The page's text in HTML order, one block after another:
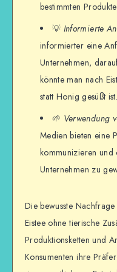
bestimmten
💡 Informierte
informierter eine
Unternehmen,
könnte man nach
statt Honig gesüßt ist.
🌱 Verwendung
Medien bieten eine
kommunizieren und
Unternehmen zu
Die bewusste
Eistee ohne tierische
Produktionsketten und
Konsumenten ihre